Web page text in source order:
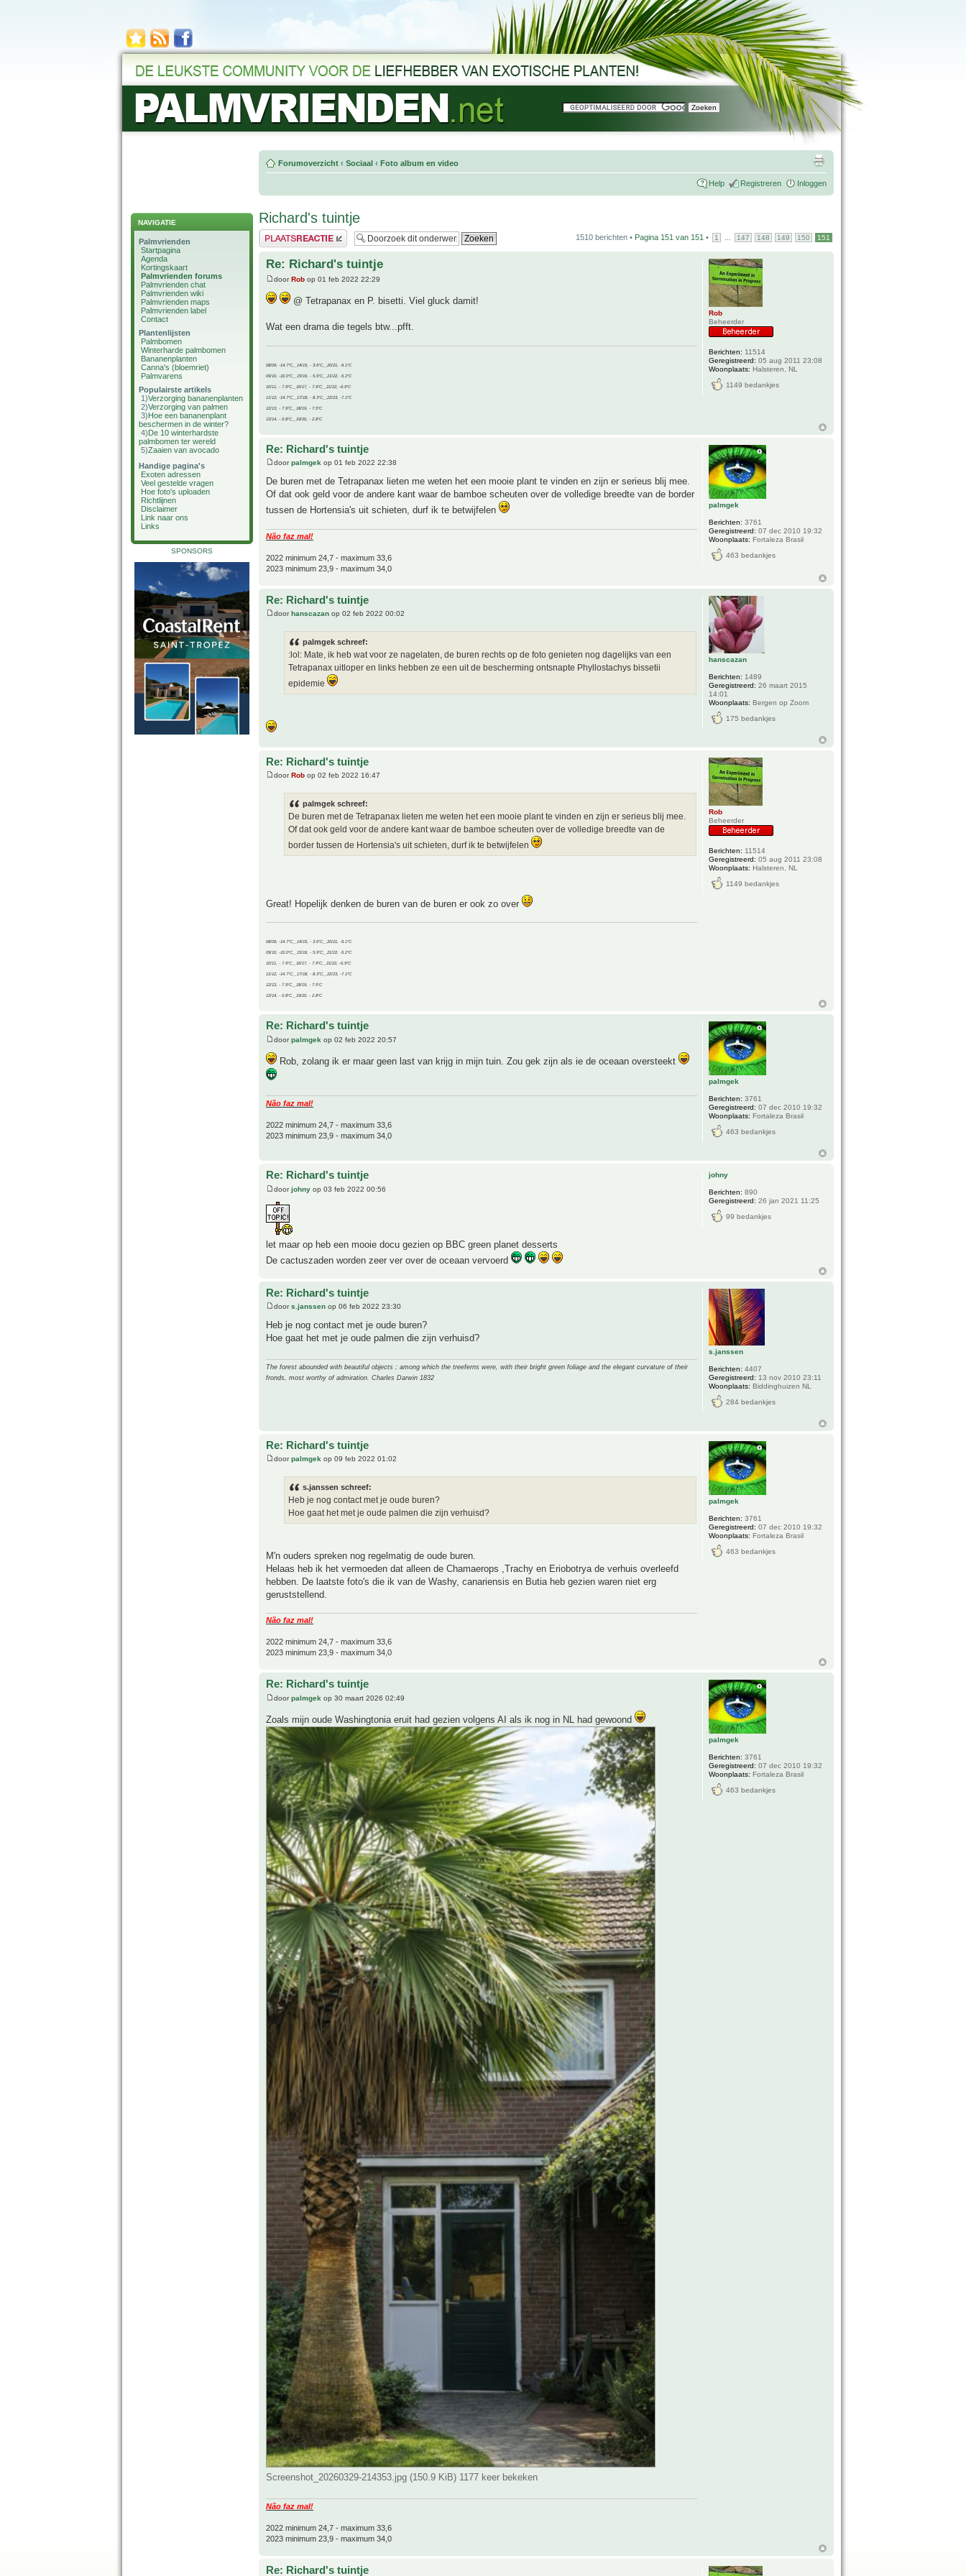
NAVIGATIE
Palmvrienden
Startpagina
Agenda
Kortingskaart
Palmvrienden forums
Palmvrienden chat
Palmvrienden wiki
Palmvrienden maps
Palmvrienden label
Contact
Plantenlijsten
Palmbomen
Winterharde palmbomen
Bananenplanten
Canna's (bloemriet)
Palmvarens
Populairste artikels
1)Verzorging bananenplanten
2)Verzorging van palmen
3)Hoe een bananenplant
beschermen in de winter?
4)De 10 winterhardste
palmbomen ter wereld
5)Zaaien van avocado
Handige pagina's
Exoten adressen
Veel gestelde vragen
Hoe foto's uploaden
Richtlijnen
Disclaimer
Link naar ons
Links
SPONSORS
Forumoverzicht ‹ Sociaal ‹ Foto album en video
Help Registreren Inloggen
Richard's tuintje
Plaats een reactie 1510 berichten • Pagina 151 van 151 • 1 147 148 149 150 151
Re: Richard's tuintje
doorRob op 01 feb 2022 22:29
@ Tetrapanax en P. bisetti. Viel gluck damit!
Wat een drama die tegels btw...pfft.
08/09, -14.7°C__14/15, - 3.6°C__20/21, -9.1°C
09/10, -10.0°C__15/16, - 5.9°C__21/22, -5.2°C
10/11, - 7.9°C__16/17, - 7.9°C__21/22, -6.9°C
11/12, -14.7°C__17/18, - 8.3°C__22/23, -7.1°C
12/13, - 7.9°C__18/19, - 7.5°C
13/14, - 0.8°C__19/20, - 2.8°C
Rob
Beheerder
Berichten: 11514
Geregistreerd: 05 aug 2011 23:08
Woonplaats: Halsteren, NL
1149 bedankjes
Re: Richard's tuintje
doorpalmgek op 01 feb 2022 22:38
De buren met de Tetrapanax lieten me weten het een mooie plant te vinden en zijn er serieus blij mee.
Of dat ook geld voor de andere kant waar de bamboe scheuten over de volledige breedte van de border
tussen de Hortensia's uit schieten, durf ik te betwijfelen
Não faz mal!
2022 minimum 24,7 - maximum 33,6
2023 minimum 23,9 - maximum 34,0
palmgek
Berichten: 3761
Geregistreerd: 07 dec 2010 19:32
Woonplaats: Fortaleza Brasil
463 bedankjes
Re: Richard's tuintje
door hanscazan op 02 feb 2022 00:02
palmgek schreef:
:lol: Mate, ik heb wat voor ze nagelaten, de buren rechts op de foto genieten nog dagelijks van een
Tetrapanax uitloper en links hebben ze een uit de bescherming ontsnapte Phyllostachys bissetii
epidemie
hanscazan
Berichten: 1489
Geregistreerd: 26 maart 2015
14:01
Woonplaats: Bergen op Zoom
175 bedankjes
Re: Richard's tuintje
door Rob op 02 feb 2022 16:47
palmgek schreef:
De buren met de Tetrapanax lieten me weten het een mooie plant te vinden en zijn er serieus blij mee.
Of dat ook geld voor de andere kant waar de bamboe scheuten over de volledige breedte van de
border tussen de Hortensia's uit schieten, durf ik te betwijfelen
Great! Hopelijk denken de buren van de buren er ook zo over
08/09, -14.7°C__14/15, - 3.6°C__20/21, -9.1°C
09/10, -10.0°C__15/16, - 5.9°C__21/22, -5.2°C
10/11, - 7.9°C__16/17, - 7.9°C__21/22, -6.9°C
11/12, -14.7°C__17/18, - 8.3°C__22/23, -7.1°C
12/13, - 7.9°C__18/19, - 7.5°C
13/14, - 0.8°C__19/20, - 2.8°C
Rob
Beheerder
Berichten: 11514
Geregistreerd: 05 aug 2011 23:08
Woonplaats: Halsteren, NL
1149 bedankjes
Re: Richard's tuintje
doorpalmgek op 02 feb 2022 20:57
Rob, zolang ik er maar geen last van krijg in mijn tuin. Zou gek zijn als ie de oceaan oversteekt
Não faz mal!
2022 minimum 24,7 - maximum 33,6
2023 minimum 23,9 - maximum 34,0
palmgek
Berichten: 3761
Geregistreerd: 07 dec 2010 19:32
Woonplaats: Fortaleza Brasil
463 bedankjes
Re: Richard's tuintje
doorjohny op 03 feb 2022 00:56
let maar op heb een mooie docu gezien op BBC green planet desserts
De cactuszaden worden zeer ver over de oceaan vervoerd
johny
Berichten: 890
Geregistreerd: 26 jan 2021 11:25
99 bedankjes
Re: Richard's tuintje
doors.janssen op 06 feb 2022 23:30
Heb je nog contact met je oude buren?
Hoe gaat het met je oude palmen die zijn verhuisd?
The forest abounded with beautiful objects ; among which the treeferns were, with their bright green foliage and the elegant curvature of their
fronds, most worthy of admiration. Charles Darwin 1832
s.janssen
Berichten: 4407
Geregistreerd: 13 nov 2010 23:11
Woonplaats: Biddinghuizen NL
284 bedankjes
Re: Richard's tuintje
doorpalmgek op 09 feb 2022 01:02
s.janssen schreef:
Heb je nog contact met je oude buren?
Hoe gaat het met je oude palmen die zijn verhuisd?
M'n ouders spreken nog regelmatig de oude buren.
Helaas heb ik het vermoeden dat alleen de Chamaerops ,Trachy en Eriobotrya de verhuis overleefd
hebben. De laatste foto's die ik van de Washy, canariensis en Butia heb gezien waren niet erg
geruststellend.
Não faz mal!
2022 minimum 24,7 - maximum 33,6
2023 minimum 23,9 - maximum 34,0
palmgek
Berichten: 3761
Geregistreerd: 07 dec 2010 19:32
Woonplaats: Fortaleza Brasil
463 bedankjes
Re: Richard's tuintje
doorpalmgek op 30 maart 2026 02:49
Zoals mijn oude Washingtonia eruit had gezien volgens AI als ik nog in NL had gewoond
Screenshot_20260329-214353.jpg (150.9 KiB) 1177 keer bekeken
Não faz mal!
2022 minimum 24,7 - maximum 33,6
2023 minimum 23,9 - maximum 34,0
palmgek
Berichten: 3761
Geregistreerd: 07 dec 2010 19:32
Woonplaats: Fortaleza Brasil
463 bedankjes
Re: Richard's tuintje